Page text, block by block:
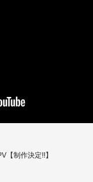
【制作決定!!】